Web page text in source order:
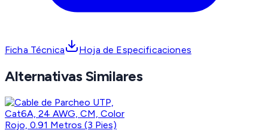
Ficha Técnica Hoja de Especificaciones
Alternativas Similares